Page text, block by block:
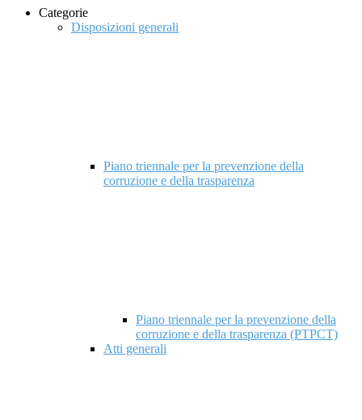
Categorie
Disposizioni generali
Piano triennale per la prevenzione della
corruzione e della trasparenza
Piano triennale per la prevenzione della
corruzione e della trasparenza (PTPCT)
Atti generali